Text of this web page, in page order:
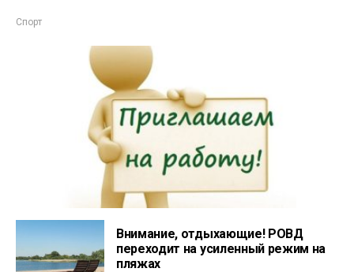
Спорт
Внимание, отдыхающие! РОВД
переходит на усиленный режим на
пляжах